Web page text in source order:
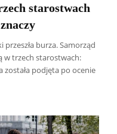
starostwach
burza. Samorząd
w trzech starostwach:
została podjęta po ocenie